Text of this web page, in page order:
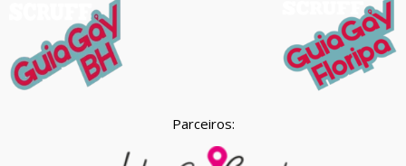
Parceiros: